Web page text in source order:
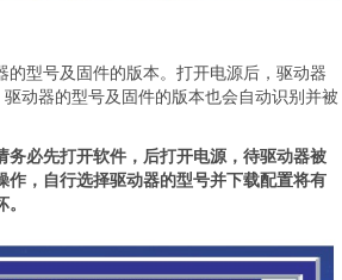
型号及固件的版本。打开电源后，驱动器
驱动器的型号及固件的版本也会自动识别并被
务必先打开软件，后打开电源，待驱动器被
作，自行选择驱动器的型号并下载配置将有